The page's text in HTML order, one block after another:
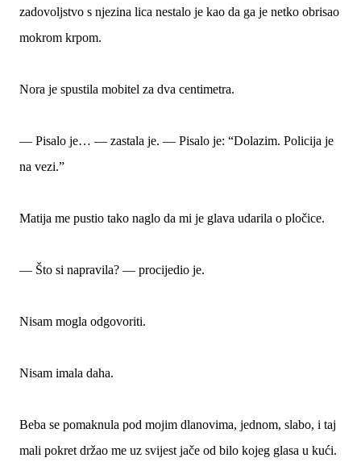
zadovoljstvo s njezina lica nestalo je kao da ga je netko obrisao
mokrom krpom.
Nora je spustila mobitel za dva centimetra.
— Pisalo je… — zastala je. — Pisalo je: “Dolazim. Policija je
na vezi.”
Matija me pustio tako naglo da mi je glava udarila o pločice.
— Što si napravila? — procijedio je.
Nisam mogla odgovoriti.
Nisam imala daha.
Beba se pomaknula pod mojim dlanovima, jednom, slabo, i taj
mali pokret držao me uz svijest jače od bilo kojeg glasa u kući.